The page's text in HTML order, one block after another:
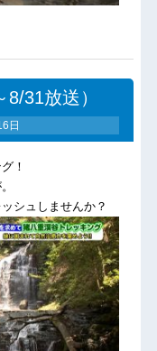
31放送）
日
！
シュしませんか？